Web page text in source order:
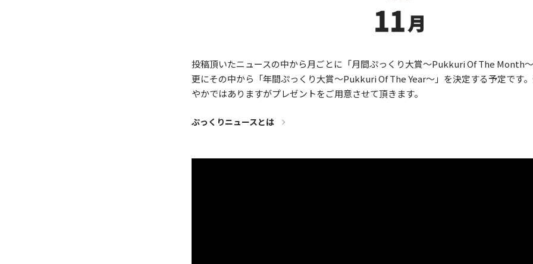
11月
投稿頂いたニュースの中から月ごとに「月間ぷっくり大賞〜Pukkuri Of The Month〜
更にその中から「年間ぷっくり大賞〜Pukkuri Of The Year〜」を決定する予定です
やかではありますがプレゼントをご用意させて頂きます。
ぷっくりニュースとは